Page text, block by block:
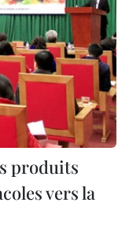
produits
vers la